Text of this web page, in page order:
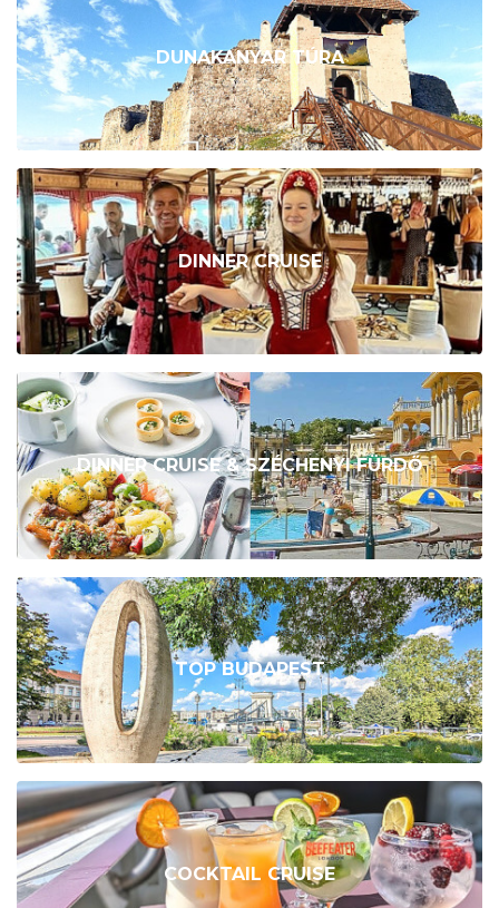
DUNAKANYAR TÚRA
DINNER CRUISE
DINNER CRUISE & SZÉCHENYI FÜRDŐ
TOP BUDAPEST
COCKTAIL CRUISE